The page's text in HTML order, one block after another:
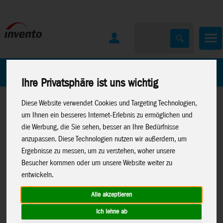
Ihre Privatsphäre ist uns wichtig
Diese Website verwendet Cookies und Targeting Technologien,
um Ihnen ein besseres Internet-Erlebnis zu ermöglichen und
die Werbung, die Sie sehen, besser an Ihre Bedürfnisse
anzupassen. Diese Technologien nutzen wir außerdem, um
Ergebnisse zu messen, um zu verstehen, woher unsere
Besucher kommen oder um unsere Website weiter zu
entwickeln.
Alle akzeptieren
Ich lehne ab
Home>Drachen>Drachen Zubehör>Einleiner Schnüre
Climax Black-Line 400 kg/100m, Einleiner